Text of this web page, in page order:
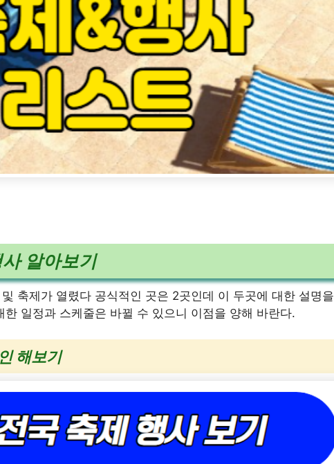
알아보기
축제가 열렸다 공식적인 곳은 2곳인데 이 두곳에 대한 설명을
일정과 스케줄은 바뀔 수 있으니 이점을 양해 바란다.
해보기